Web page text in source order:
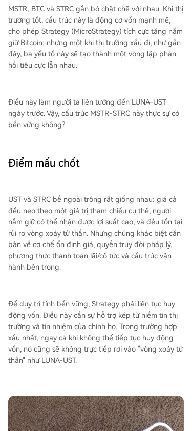
(~11%). Miễn là giá Bitcoin không giảm xuống d
ưới ~26.300 USD, cổ đông ưu đãi vẫn có khả năn
g bảo toàn vốn.
MSTR, BTC và STRC gắn bó chặt chẽ với nhau. Khi thị
trường tốt, cấu trúc này là động cơ vốn mạnh mẽ,
cho phép Strategy (MicroStrategy) tích cực tăng nắm
giữ Bitcoin; nhưng một khi thị trường xấu đi, như gần
đây, ba yếu tố này sẽ tạo thành một vòng lặp phản
hồi tiêu cực lẫn nhau.
Điều này làm người ta liên tưởng đến LUNA-UST
ngày trước. Vậy, cấu trúc MSTR-STRC này thực sự có
bền vững không?
Điểm mấu chốt
UST và STRC bề ngoài trông rất giống nhau: giá cả
đều neo theo một giá trị tham chiếu cụ thể, người
nắm giữ có thể nhận được lợi suất cao, và đều tồn tại
rủi ro vòng xoáy tử thần. Nhưng chúng khác biệt căn
bản về cơ chế ổn định giá, quyền truy đòi pháp lý,
phương thức thanh toán lãi/cổ tức và cấu trúc vận
hành bên trong.
Để duy trì tính bền vững, Strategy phải liên tục huy
động vốn. Điều này cần sự hỗ trợ kép từ niềm tin thị
trường và tín nhiệm của chính họ. Trong trường hợp
xấu nhất, ngay cả khi không thể tiếp tục huy động
vốn, nó cũng sẽ không trực tiếp rơi vào "vòng xoáy tử
thần" như LUNA-UST.